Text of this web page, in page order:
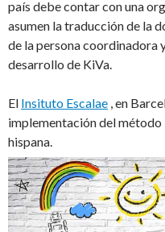
país debe contar con una
asumen la traducción de la
de la persona coordinadora
desarrollo de KiVa.
El Insituto Escalae , en
implementación del método
hispana.